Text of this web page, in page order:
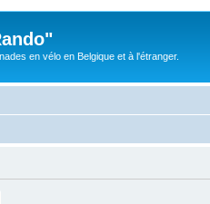
en vélo en Belgique et à l'étranger.